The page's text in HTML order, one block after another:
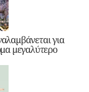
για
μεγαλύτερο